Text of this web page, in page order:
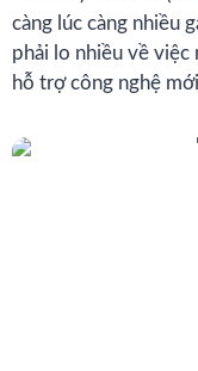
càng lúc càng nhiều
phải lo nhiều về việc
hỗ trợ công nghệ